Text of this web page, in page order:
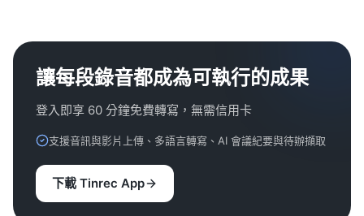
讓每段錄音都成為可執行的成果
登入即享 60 分鐘免費轉寫，無需信用卡
支援音訊與影片上傳、多語言轉寫、AI 會議紀要與待辦擷取
下載 Tinrec App